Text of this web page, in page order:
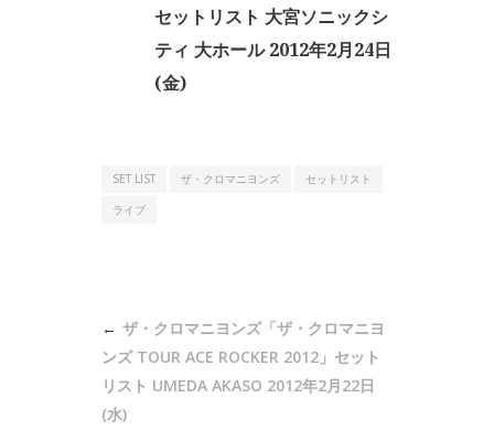
セットリスト 大宮ソニックシ
ティ 大ホール 2012年2月24日
(金)
SET LIST ザ・クロマニヨンズ
セットリスト
ライブ
ザ・クロマニヨンズ「ザ・クロマニヨ
ンズ TOUR ACE ROCKER 2012」セット
リスト UMEDA AKASO 2012年2月22日
(水)